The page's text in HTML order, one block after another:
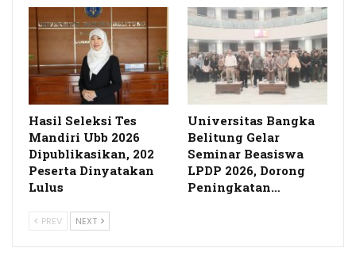
Hasil Seleksi Tes
Mandiri Ubb 2026
Dipublikasikan, 202
Peserta Dinyatakan
Lulus
Universitas Bangka
Belitung Gelar
Seminar Beasiswa
LPDP 2026, Dorong
Peningkatan…
PREV NEXT